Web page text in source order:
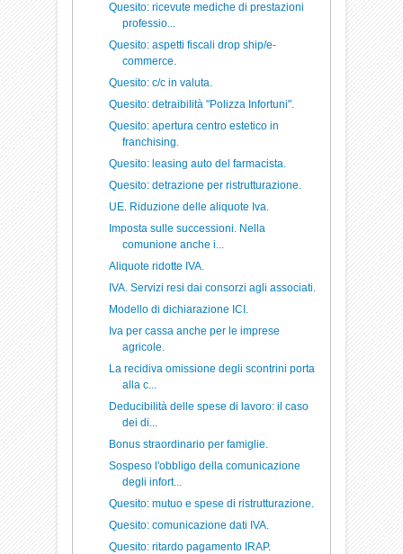
Quesito: ricevute mediche di prestazioni
professio...
Quesito: aspetti fiscali drop ship/e-
commerce.
Quesito: c/c in valuta.
Quesito: detraibilità "Polizza Infortuni".
Quesito: apertura centro estetico in
franchising.
Quesito: leasing auto del farmacista.
Quesito: detrazione per ristrutturazione.
UE. Riduzione delle aliquote Iva.
Imposta sulle successioni. Nella
comunione anche i...
Aliquote ridotte IVA.
IVA. Servizi resi dai consorzi agli associati.
Modello di dichiarazione ICI.
Iva per cassa anche per le imprese
agricole.
La recidiva omissione degli scontrini porta
alla c...
Deducibilità delle spese di lavoro: il caso
dei di...
Bonus straordinario per famiglie.
Sospeso l'obbligo della comunicazione
degli infort...
Quesito: mutuo e spese di ristrutturazione.
Quesito: comunicazione dati IVA.
Quesito: ritardo pagamento IRAP.